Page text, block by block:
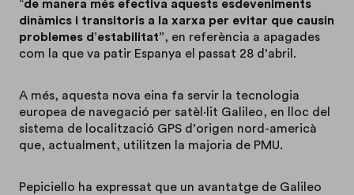
“de manera més efectiva aquests esdeveniments
dinàmics i transitoris a la xarxa per evitar que causin
problemes d’estabilitat”, en referència a apagades
com la que va patir Espanya el passat 28 d’abril.
A més, aquesta nova eina fa servir la tecnologia
europea de navegació per satèl·lit Galileo, en lloc del
sistema de localització GPS d’origen nord-americà
que, actualment, utilitzen la majoria de PMU.
Pepiciello ha expressat que un avantatge de Galileo